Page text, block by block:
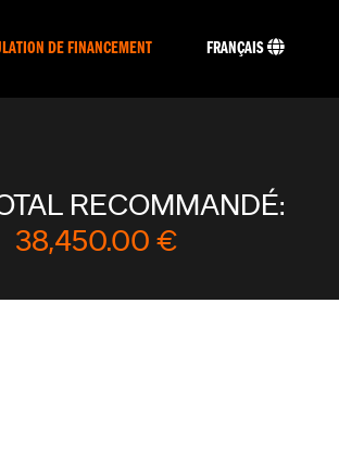
DE FINANCEMENT FRANÇAIS
RECOMMANDÉ:
38,450.00 €